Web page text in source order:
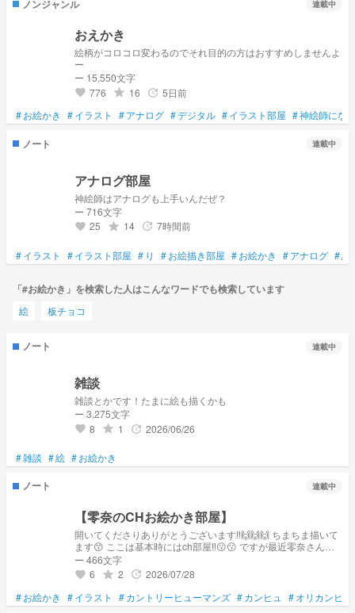
ノンジャンル 連載中
おえかき
絵柄がコロコロ変わるのでそれ目的の方はおすすめしませんよ
ー
ー 15,550文字
favorite 776 grade 16 update 5日前
#お絵かき #イラスト #アナログ #デジタル #イラスト部屋 #神絵師にな
ノート 連載中
アナログ部屋
神絵師はアナログも上手いんだぜ？
ー 716文字
favorite 25 grade 14 update 7時間前
#イラスト #イラスト部屋 # り #お絵描き部屋 #お絵かき #アナログ #絵
「#お絵かき」を検索した人はこんなワードでも検索しています
絵 板チョコ
ノート 連載中
雑談
雑談とかです！たまに絵も描くかも
ー 3,275文字
favorite 8 grade 1 update 2026/06/26
#雑談 #絵 #お絵かき
ノート 連載中
【零奈のCHお絵かき部屋】
開いてくださりありがとうございます‼️🙌🙌🙌 ちまちま描いて
ます😙 ここは基本時にはch部屋‼️😗😗 ですが最近零奈さんは
人間を描いているのでchは期待しないほうがいいかと🙃🙃🙃
表紙→アンタに言ってんの！！！ ⚠この小説を閲覧する際に⚠
旧国なども出るかと思われます‼️ cp絵はワンクは出しますが基
本的にはご自分で自衛を…！🙂‍↕️🙂‍↕️ 自作発言、無断転載→NG
保存、使用はお声をかけていただければ…！！ 〜人生きまま
ー 466文字
favorite 6 grade 2 update 2026/07/28
#お絵かき #イラスト #カントリーヒューマンズ #カンヒュ #オリカンヒュ